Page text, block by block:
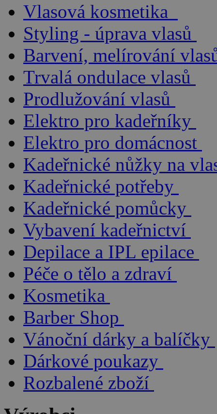
Vlasová kosmetika
Styling - úprava vlasů
Barvení, melírování
Trvalá ondulace vlasů
Prodlužování vlasů
Elektro pro kadeřníky
Elektro pro domácnost
Kadeřnické nůžky na
Kadeřnické potřeby
Kadeřnické pomůcky
Vybavení kadeřnictví
Depilace a IPL epilace
Péče o tělo a zdraví
Kosmetika
Barber Shop
Vánoční dárky a balíčky
Dárkové poukazy
Rozbalené zboží